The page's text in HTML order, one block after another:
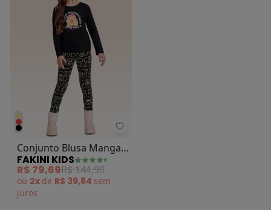
Fakini Kids - Conjunto Blusa
Conjunto Blusa Manga
Longa e Legging Preto
FAKINI KIDS
R$ 79,69R$ 144,90
ou 2x de R$ 39,84 sem
juros